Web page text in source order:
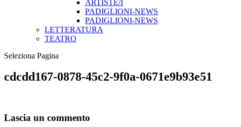
ARTISTE/I
PADIGLIONI-NEWS
PADIGLIONI-NEWS
LETTERATURA
TEATRO
Seleziona Pagina
cdcdd167-0878-45c2-9f0a-0671e9b93e51
Lascia un commento